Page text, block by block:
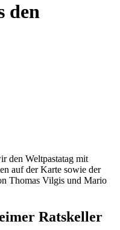
den
den Weltpastatag mit
auf der Karte sowie der
Thomas Vilgis und Mario
Ratskeller